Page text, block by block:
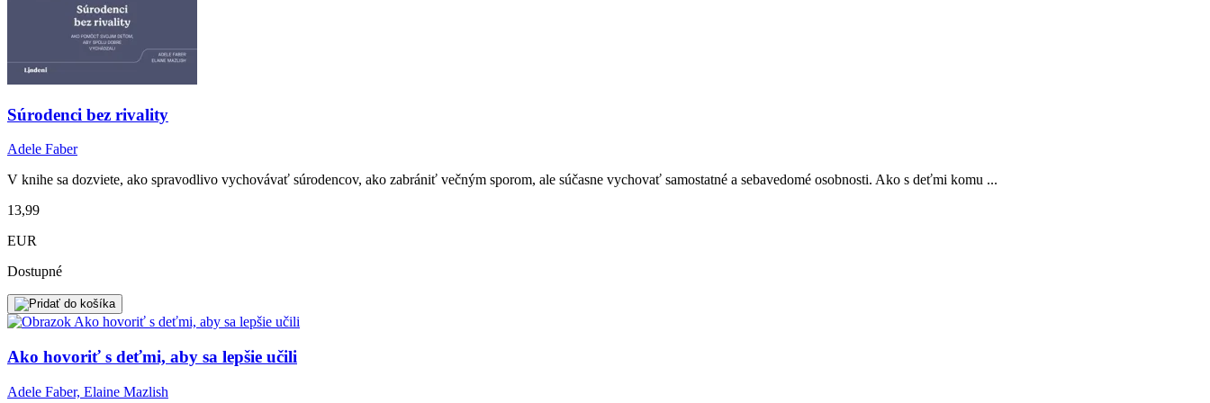
Súrodenci bez rivality
Adele Faber
V knihe sa dozviete, ako spravodlivo vychovávať súrodencov, ako zabrániť večným sporom, ale súčasne vychovať samostatné a sebavedomé osobnosti. Ako s deťmi komu ...
13,99
EUR
Dostupné
Ako hovoriť s deťmi, aby sa lepšie učili
Adele Faber, Elaine Mazlish